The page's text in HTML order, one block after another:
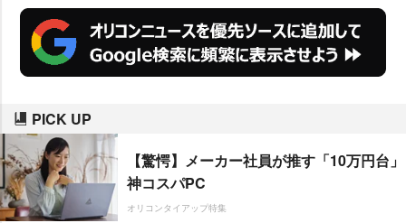
と、上田は「それはみんなのこと
が好きだから」と照れ笑いを浮か
べた。
PICK UP
【驚愕】メーカー社員が推す「10万円台」
神コスパPC
オリコンタイアップ特集